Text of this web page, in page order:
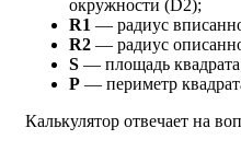
окружности (D2);
R1 — радиус
R2 — радиус
S — площадь
P — периметр
Калькулятор отвечает на